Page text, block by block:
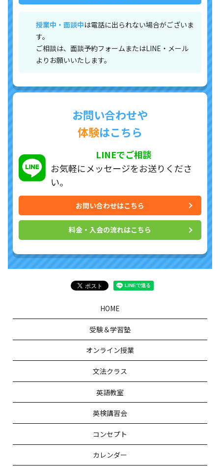
授業中・面談中は電話に出られない場合がございま
す。
ご相談は、面談予約フォームまたはLINE・メール
よりお願いいたします。
お問い合わせや
体験はこちら
LINEでご相談
お気軽にメッセージをお送りくださ
い。
お問い合わせはこちら
料金・入会の流れはこちら
HOME
受験＆学習塾
オンライン授業
文法クラス
英語教室
英検講習会
コンセプト
カレンダー